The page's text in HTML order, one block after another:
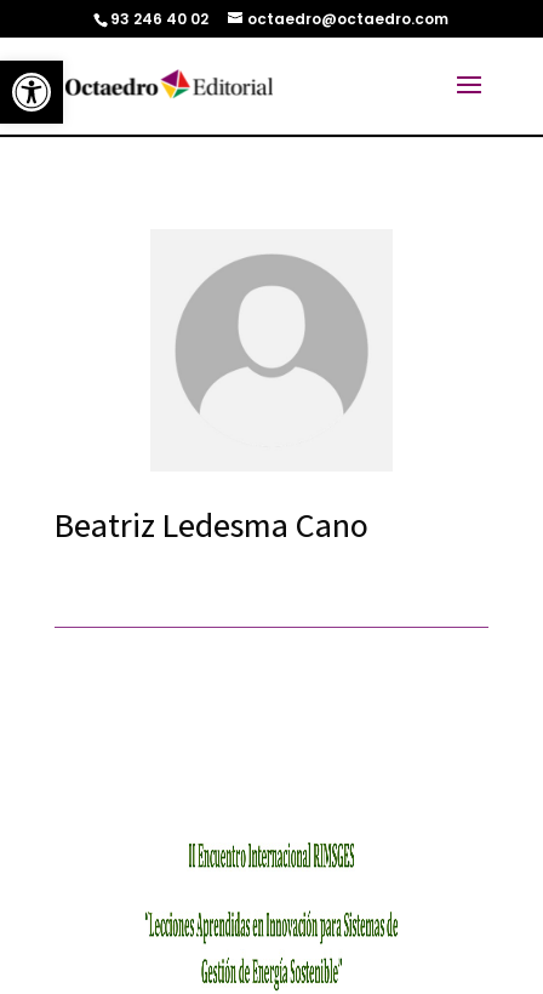
Abrir barra de herramientas
93 246 40 02 octaedro@octaedro.com
Beatriz Ledesma Cano